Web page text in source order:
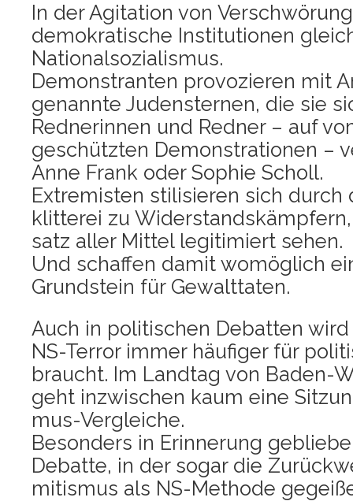
In der Agi­ta­ti­on von
demo­kra­ti­sche Insti­tu­tio­nen
Natio­nal­so­zia­lis­mus.
Demons­tran­ten pro­vo­zie­ren mit
genann­te Juden­ster­nen, die sie
Red­ne­rin­nen und Red­ner – auf
geschütz­ten Demons­tra­tio­nen –
Anne Frank oder Sophie Scholl.
Extre­mis­ten sti­li­sie­ren sich
klit­te­rei zu
satz aller Mit­tel legi­ti­miert sehen.
Und schaf­fen damit womög­lich
Grund­stein für Gewalttaten.
Auch in poli­ti­schen Debat­ten
NS-Ter­ror immer häu­fi­ger für
braucht. Im Land­tag von Baden-
geht inzwi­schen kaum eine
mus-Ver­glei­che.
Beson­ders in Erin­ne­rung
Debat­te, in der sogar die
mi­tis­mus als NS-Metho­de